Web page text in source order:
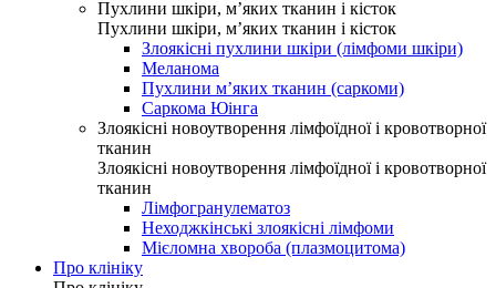
Пухлини шкіри, м’яких тканин і кісток
Пухлини шкіри, м’яких тканин і кісток
Злоякісні пухлини шкіри (лімфоми шкіри)
Меланома
Пухлини м’яких тканин (саркоми)
Саркома Юінга
Злоякісні новоутворення лімфоїдної і кровотворної
тканин
Злоякісні новоутворення лімфоїдної і кровотворної
тканин
Лімфогранулематоз
Неходжкінські злоякісні лімфоми
Мієломна хвороба (плазмоцитома)
Про клініку